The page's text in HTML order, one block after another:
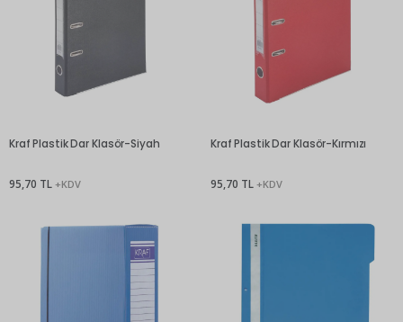
Kraf Plastik Dar Klasör-Siyah
95,70 TL +KDV
Kraf Plastik Dar Klasör-Kırmızı
95,70 TL +KDV